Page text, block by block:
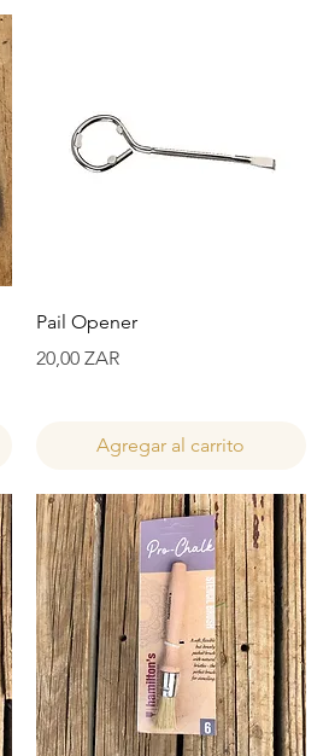
Vista rápida
Pail Opener
Precio
20,00 ZAR
Agregar al carrito